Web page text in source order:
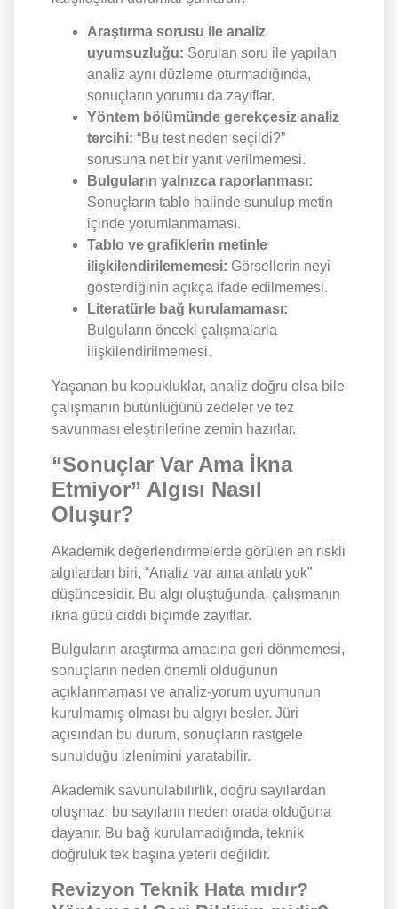
Araştırma sorusu ile analiz
uyumsuzluğu: Sorulan soru ile yapılan
analiz aynı düzleme oturmadığında,
sonuçların yorumu da zayıflar.
Yöntem bölümünde gerekçesiz analiz
tercihi: “Bu test neden seçildi?”
sorusuna net bir yanıt verilmemesi.
Bulguların yalnızca raporlanması:
Sonuçların tablo halinde sunulup metin
içinde yorumlanmaması.
Tablo ve grafiklerin metinle
ilişkilendirilememesi: Görsellerin neyi
gösterdiğinin açıkça ifade edilmemesi.
Literatürle bağ kurulamaması:
Bulguların önceki çalışmalarla
ilişkilendirilmemesi.
Yaşanan bu kopukluklar, analiz doğru olsa bile
çalışmanın bütünlüğünü zedeler ve tez
savunması eleştirilerine zemin hazırlar.
“Sonuçlar Var Ama İkna
Etmiyor” Algısı Nasıl
Oluşur?
Akademik değerlendirmelerde görülen en riskli
algılardan biri, “Analiz var ama anlatı yok”
düşüncesidir. Bu algı oluştuğunda, çalışmanın
ikna gücü ciddi biçimde zayıflar.
Bulguların araştırma amacına geri dönmemesi,
sonuçların neden önemli olduğunun
açıklanmaması ve analiz-yorum uyumunun
kurulmamış olması bu algıyı besler. Jüri
açısından bu durum, sonuçların rastgele
sunulduğu izlenimini yaratabilir.
Akademik savunulabilirlik, doğru sayılardan
oluşmaz; bu sayıların neden orada olduğuna
dayanır. Bu bağ kurulamadığında, teknik
doğruluk tek başına yeterli değildir.
Revizyon Teknik Hata mıdır?